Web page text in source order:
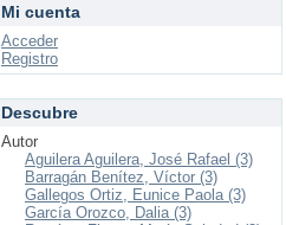
Mi cuenta
Acceder
Registro
Descubre
Autor
Aguilera Aguilera, José Rafael (3)
Barragán Benítez, Víctor (3)
Gallegos Ortiz, Eunice Paola (3)
García Orozco, Dalia (3)